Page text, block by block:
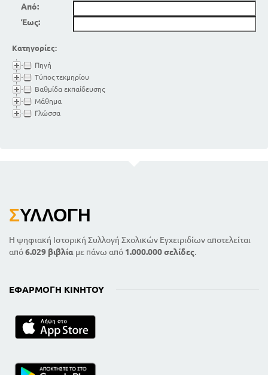
Από:
Έως:
Κατηγορίες:
Πηγή
Τύπος τεκμηρίου
Βαθμίδα εκπαίδευσης
Μάθημα
Γλώσσα
ΣΥΛΛΟΓΉ
Η ψηφιακή Ιστορική Συλλογή Σχολικών Εγχειριδίων αποτελείται
από6.029 βιβλία με πάνω από 1.000.000 σελίδες.
ΕΦΑΡΜΟΓΉ ΚΙΝΗΤΟΎ